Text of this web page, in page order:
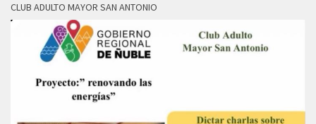
CLUB ADULTO MAYOR SAN ANTONIO